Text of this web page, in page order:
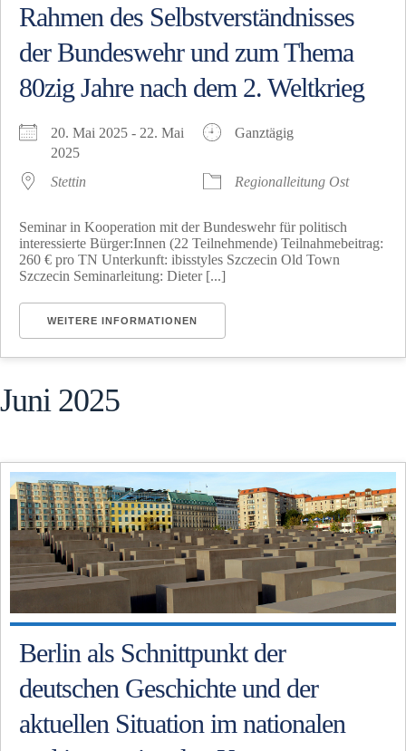
Rahmen des Selbstverständnisses
der Bundeswehr und zum Thema
80zig Jahre nach dem 2. Weltkrieg
20. Mai 2025 - 22. Mai
2025
Ganztägig
Stettin Regionalleitung Ost
Seminar in Kooperation mit der Bundeswehr für politisch
interessierte Bürger:Innen (22 Teilnehmende) Teilnahmebeitrag:
260 € pro TN Unterkunft: ibisstyles Szczecin Old Town
Szczecin Seminarleitung: Dieter [...]
WEITERE INFORMATIONEN
Juni 2025
Berlin als Schnittpunkt der
deutschen Geschichte und der
aktuellen Situation im nationalen